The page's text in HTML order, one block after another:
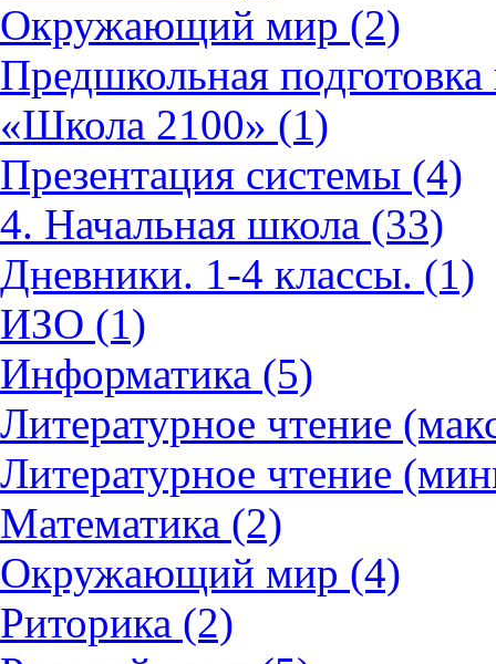
Окружающий мир (2)
Предшкольная
«Школа 2100» (1)
Презентация системы (4)
4. Начальная школа (33)
Дневники. 1-4 классы. (1)
ИЗО (1)
Информатика (5)
Литературное чтение
Литературное чтение
Математика (2)
Окружающий мир (4)
Риторика (2)